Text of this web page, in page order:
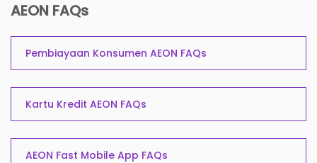
AEON FAQs
Pembiayaan Konsumen AEON FAQs
Kartu Kredit AEON FAQs
AEON Fast Mobile App FAQs